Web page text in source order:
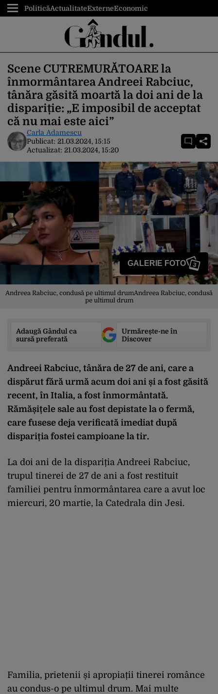
PoliticăActualitateExterneEconomic
Scene CUTREMURĂTOARE la
înmormântarea Andreei Rabciuc,
tânăra găsită moartă la doi ani de la
dispariție: „E imposibil de acceptat
că nu mai este aici”
Carla Adamescu
Publicat: 21.03.2024, 15:15
Actualizat: 21.03.2024, 15:20
GALERIE FOTO 3
Andreea Rabciuc, condusă pe ultimul drumAndreea Rabciuc, condusă
pe ultimul drum
Adaugă Gândul ca
sursă preferată
Urmărește-ne în
Discover
Andreei Rabciuc, tânăra de 27 de ani, care a
dispărut fără urmă acum doi ani și a fost găsită
recent, în Italia, a fost înmormântată.
Rămășițele sale au fost depistate la o fermă,
care fusese deja verificată imediat după
dispariția fostei campioane la tir.
La doi ani de la dispariția Andreei Rabciuc,
trupul tinerei de 27 de ani a fost restituit
familiei pentru înmormântarea care a avut loc
miercuri, 20 martie, la Catedrala din Jesi.
Familia, prietenii și apropiații tinerei românce
au condus-o pe ultimul drum. Mai multe